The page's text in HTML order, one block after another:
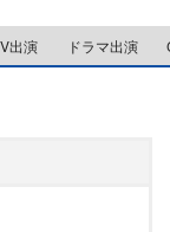
出演 ドラマ出演